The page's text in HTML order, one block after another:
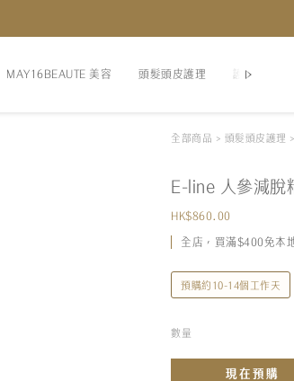
MAY16BEAUTE 美容 頭髮頭皮護理 護膚品
全部商品 > 頭髮頭皮護理 >
E-line 人參減脫
HK$860.00
全店，買滿$400免本
預購約10-14個工作天
數量
現在預購